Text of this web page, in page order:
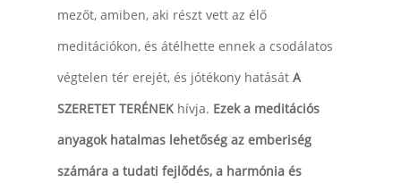
mezőt, amiben, aki részt vett az élő
meditációkon, és átélhette ennek a csodálatos
végtelen tér erejét, és jótékony hatását A
SZERETET TERÉNEK hívja. Ezek a meditációs
anyagok hatalmas lehetőség az emberiség
számára a tudati fejlődés, a harmónia és